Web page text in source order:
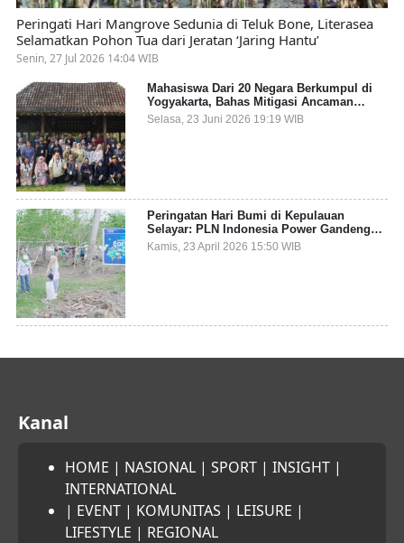
Peringati Hari Mangrove Sedunia di Teluk Bone, Literasea
Selamatkan Pohon Tua dari Jeratan ‘Jaring Hantu’
Senin, 27 Jul 2026 14:04 WIB
Mahasiswa Dari 20 Negara Berkumpul di
Yogyakarta, Bahas Mitigasi Ancaman
Kesehatan Global
Selasa, 23 Juni 2026 19:19 WIB
Peringatan Hari Bumi di Kepulauan
Selayar: PLN Indonesia Power Gandeng
Pemda dan Komunitas, Giatkan Restorasi
Mangrove
Kamis, 23 April 2026 15:50 WIB
Kanal
HOME | NASIONAL | SPORT | INSIGHT |
INTERNATIONAL
| EVENT | KOMUNITAS | LEISURE |
LIFESTYLE | REGIONAL